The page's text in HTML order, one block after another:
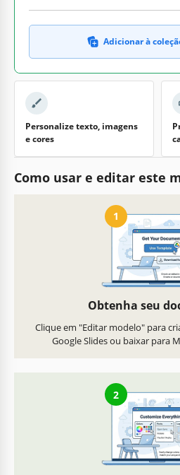
Adicionar à
Personalize texto, imagens
e cores
Como usar e editar este
1
Obtenha seu
Clique em "Editar modelo" para
Google Slides ou baixar para
2